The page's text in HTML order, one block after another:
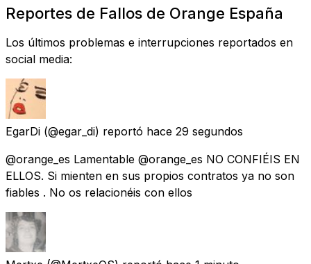
Reportes de Fallos de Orange España
Los últimos problemas e interrupciones reportados en
social media:
EgarDi (@egar_di) reportó hace 29 segundos
@orange_es Lamentable @orange_es NO CONFIÉIS EN
ELLOS. Si mienten en sus propios contratos ya no son
fiables . No os relacionéis con ellos